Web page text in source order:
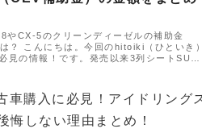
やCX-5のクリーンディーゼルの補助金
？ こんにちは。今回のhitoiki（ひといき）
見の情報！です。発売以来3列シートSU…